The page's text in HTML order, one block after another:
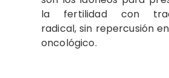
la fertilidad con
radical, sin repercusión
oncológico.